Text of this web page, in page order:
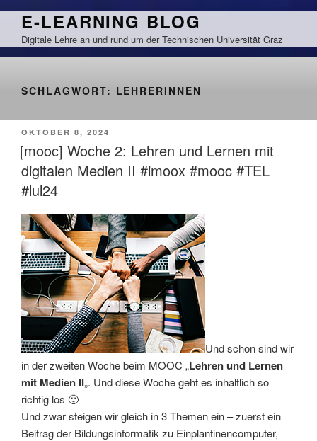
Zum
springen
E-LEARNING BLOG
Digitale Lehre an und rund um der Technischen Universität Graz
SCHLAGWORT: LEHRERINNEN
VERÖFFENTLICHT
AM
OKTOBER 8, 2024
[mooc] Woche 2: Lehren und Lernen mit
digitalen Medien II #imoox #mooc #TEL
#lul24
Und schon sind wir
in der zweiten Woche beim MOOC „Lehren und Lernen
mit Medien II„. Und diese Woche geht es inhaltlich so
richtig los 🙂
Und zwar steigen wir gleich in 3 Themen ein – zuerst ein
Beitrag der Bildungsinformatik zu Einplantinencomputer,